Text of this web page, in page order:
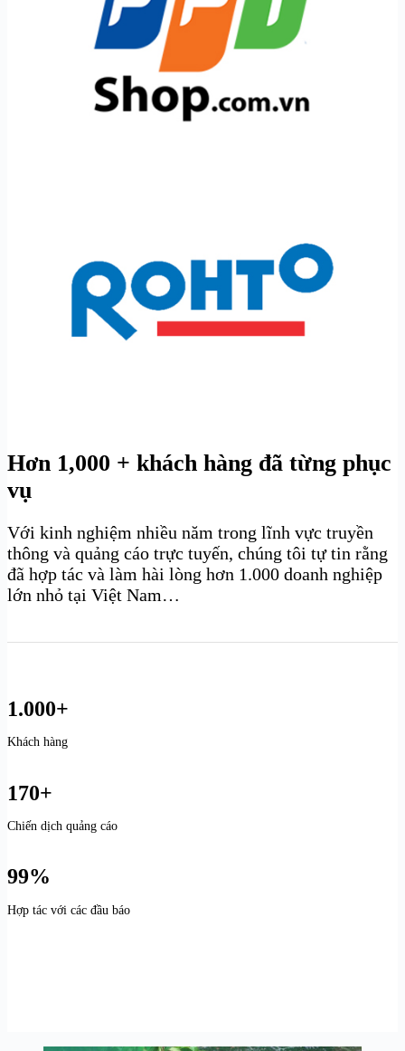
Hơn 1,000 + khách hàng đã từng phục
vụ
Với kinh nghiệm nhiều năm trong lĩnh vực truyền
thông và quảng cáo trực tuyến, chúng tôi tự tin rằng
đã hợp tác và làm hài lòng hơn 1.000 doanh nghiệp
lớn nhỏ tại Việt Nam…
1.000+
Khách hàng
170+
Chiến dịch quảng cáo
99%
Hợp tác với các đầu báo